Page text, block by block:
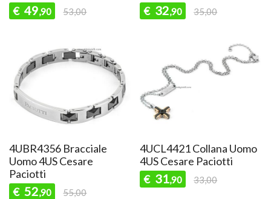
€ 49,90 53,00
€ 32,90 35,00
4UBR4356 Bracciale
Uomo 4US Cesare
Paciotti
€ 52,90 55,00
4UCL4421 Collana Uomo
4US Cesare Paciotti
€ 31,90 33,00